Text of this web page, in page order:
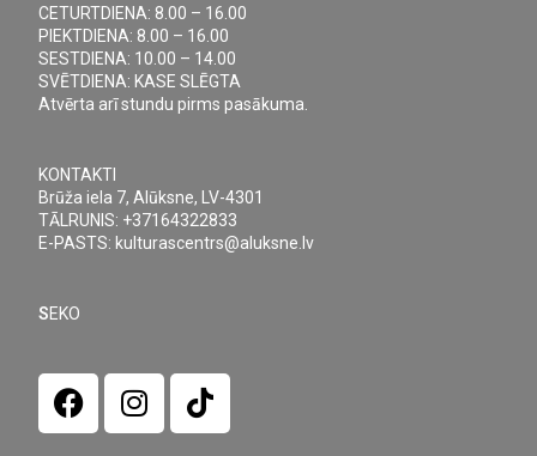
CETURTDIENA: 8.00 – 16.00
PIEKTDIENA: 8.00 – 16.00
SESTDIENA: 10.00 – 14.00
SVĒTDIENA: KASE SLĒGTA
Atvērta arī stundu pirms pasākuma.
KONTAKTI
Brūža iela 7, Alūksne, LV-4301
TĀLRUNIS: +37164322833
E-PASTS: kulturascentrs@aluksne.lv
SEKO